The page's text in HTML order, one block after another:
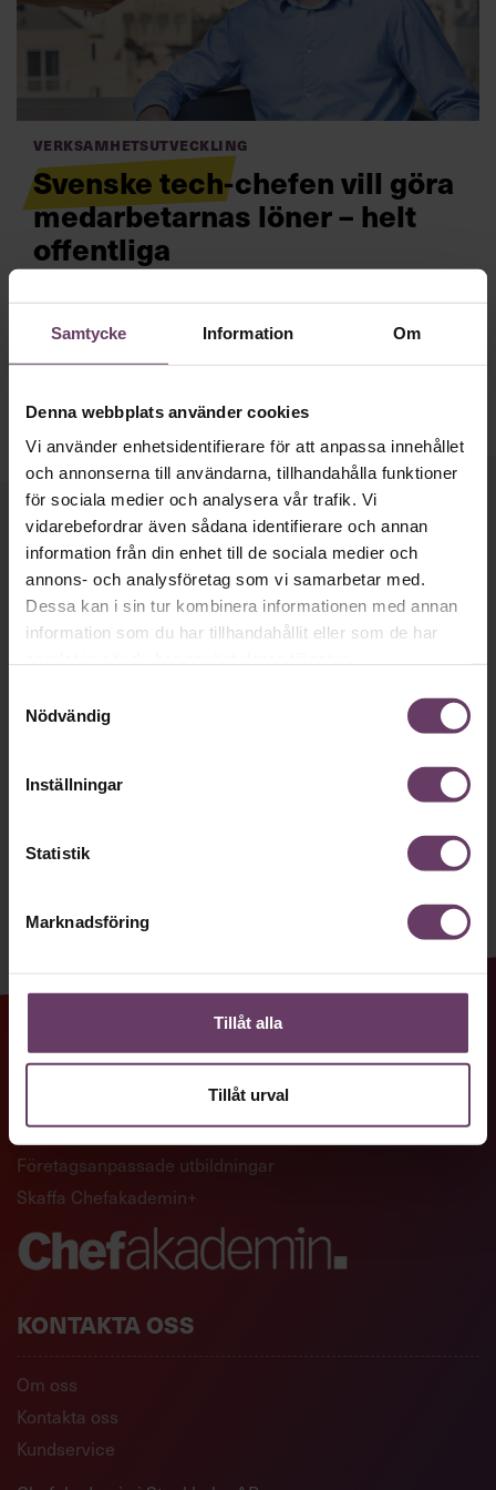
Samtycke Information Om
Denna webbplats använder cookies
Vi använder enhetsidentifierare för att anpassa innehållet
och annonserna till användarna, tillhandahålla funktioner
för sociala medier och analysera vår trafik. Vi
vidarebefordrar även sådana identifierare och annan
information från din enhet till de sociala medier och
annons- och analysföretag som vi samarbetar med.
Dessa kan i sin tur kombinera informationen med annan
information som du har tillhandahållit eller som de har
Nödvändig
Inställningar
Statistik
Marknadsföring
Tillåt alla
Tillåt urval
Logga in
Villkor och policy för
personuppgiftsbehandling
Verksamhetsutveckling
Svenske tech-chefen vill göra
medarbetarnas löner – helt
offentliga
Erik Bergman, entreprenören bakom Great.com, vill gå
ett steg längre när det kommer till lönetransparens.
Läs mer
Håll dig uppdaterad med våra
nyhetsbrev!
Våra populära nyhetsbrev samlar varje
vecka det bästa från Chef och
inspiration för dig som är chef, ledare
prenumerera idag! Det är helt kostnadsfritt.
Ledarskapsutbildningar
Företagsanpassade utbildningar
Skaffa Chefakademin+
KONTAKTA OSS
Om oss
Kontakta oss
Kundservice